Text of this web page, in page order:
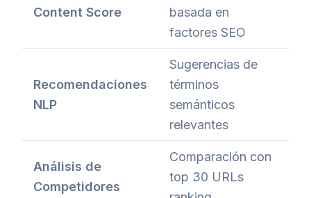
Content Score
basada en
factores SEO
Recomendaciones
NLP
Sugerencias de
términos
semánticos
relevantes
Análisis de
Competidores
Comparación con
top 30 URLs